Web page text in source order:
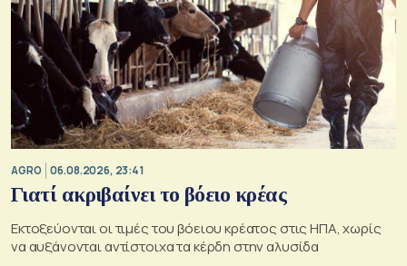
AGRO 06.08.2026, 23:41
Γιατί ακριβαίνει το βόειο κρέας
Εκτοξεύονται οι τιμές του βόειου κρέατος στις ΗΠΑ, χωρίς
να αυξάνονται αντίστοιχα τα κέρδη στην αλυσίδα